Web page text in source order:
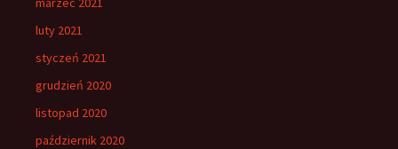
luty 2021
styczeń 2021
grudzień 2020
listopad 2020
październik 2020